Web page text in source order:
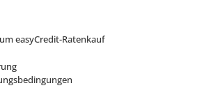
easyCredit-Ratenkauf